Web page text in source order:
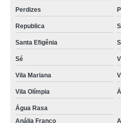
aquecedor solar popular preços Vila
aquecedor solar para piscina preços
fabricante de aquecedor solar barato
instalação de aquecedor solar para
aquecedor solar chuveiro preço Belém
aquecedores solares residenciais
aquecedor solar popular Pinheiros
Perdizes
Republica
Santa Efigênia
Sé
Vila Mariana
Vila Olímpia
Água Rasa
Anália Franco